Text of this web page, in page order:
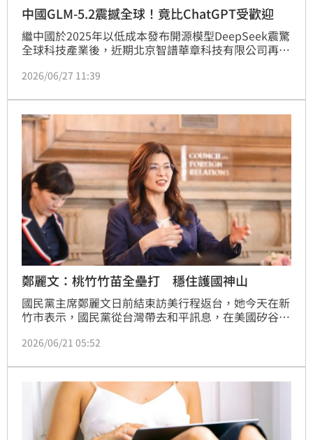
中國GLM-5.2震撼全球！竟比ChatGPT受歡迎
繼中國於2025年以低成本發布開源模型DeepSeek震驚
全球科技產業後，近期北京智譜華章科技有限公司再推
alphaXiv共同創辦人邁德（Rehaan Ahmad）甚至直
2026/06/27 11:39
鄭麗文：桃竹竹苗全壘打 穩住護國神山
國民黨主席鄭麗文日前結束訪美行程返台，她今天在新
竹市表示，國民黨從台灣帶去和平訊息，在美國矽谷得
的在野領導人連任，如果「桃竹竹苗全壘打、大滿
2026/06/21 05:52